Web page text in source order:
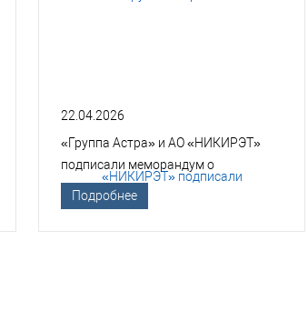
22.04.2026
«Группа Астра» и АО «НИКИРЭТ»
подписали меморандум о
технологическом сотрудничестве
Подробнее